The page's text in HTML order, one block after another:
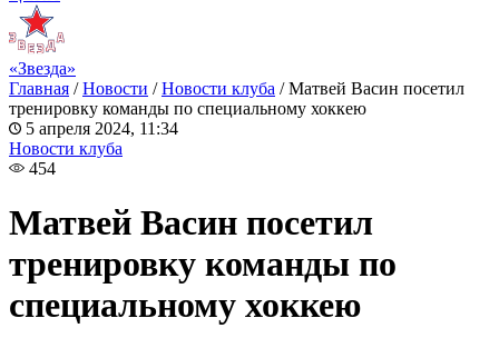
«Звезда»
Главная /Новости /Новости клуба /Матвей Васин посетил
тренировку команды по специальному хоккею
5 апреля 2024, 11:34
Новости клуба
454
Матвей Васин посетил
тренировку команды по
специальному хоккею